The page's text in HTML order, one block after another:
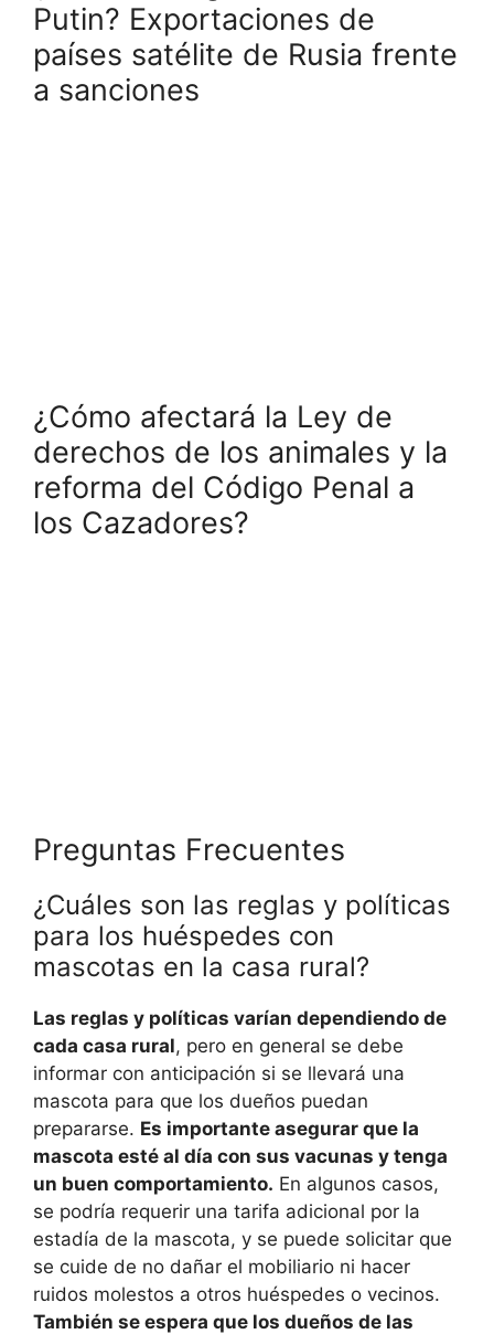
Putin? Exportaciones de
países satélite de Rusia frente
a sanciones
¿Cómo afectará la Ley de
derechos de los animales y la
reforma del Código Penal a
los Cazadores?
Preguntas Frecuentes
¿Cuáles son las reglas y políticas
para los huéspedes con
mascotas en la casa rural?
Las reglas y políticas varían dependiendo de
cada casa rural, pero en general se debe
informar con anticipación si se llevará una
mascota para que los dueños puedan
prepararse. Es importante asegurar que la
mascota esté al día con sus vacunas y tenga
un buen comportamiento. En algunos casos,
se podría requerir una tarifa adicional por la
estadía de la mascota, y se puede solicitar que
se cuide de no dañar el mobiliario ni hacer
ruidos molestos a otros huéspedes o vecinos.
También se espera que los dueños de las